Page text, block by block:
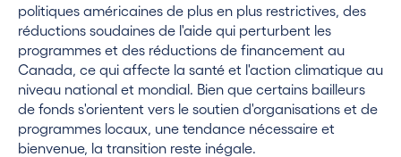
politiques américaines de plus en plus restrictives, des
réductions soudaines de l'aide qui perturbent les
programmes et des réductions de financement au
Canada, ce qui affecte la santé et l'action climatique au
niveau national et mondial. Bien que certains bailleurs
de fonds s'orientent vers le soutien d'organisations et de
programmes locaux, une tendance nécessaire et
bienvenue, la transition reste inégale.